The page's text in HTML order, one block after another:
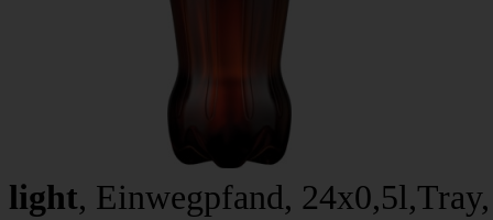
light, Einwegpfand,